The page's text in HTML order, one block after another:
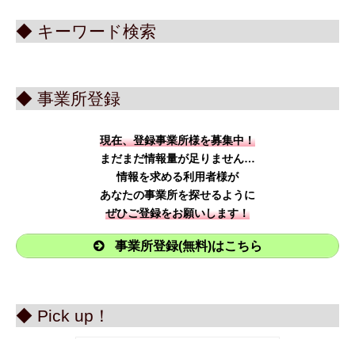
◆ キーワード検索
◆ 事業所登録
現在、登録事業所様を募集中！
まだまだ情報量が足りません…
情報を求める利用者様が
あなたの事業所を探せるように
ぜひご登録をお願いします！
事業所登録(無料)はこちら
◆ Pick up！